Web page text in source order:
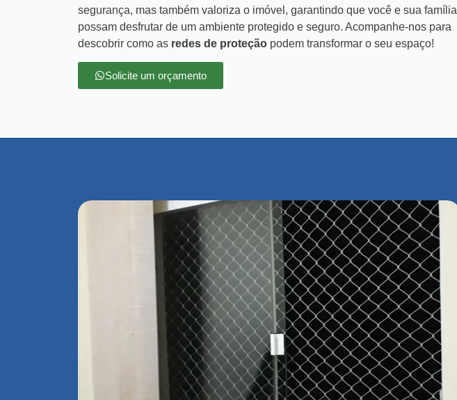
segurança, mas também valoriza o imóvel, garantindo que você e sua família
possam desfrutar de um ambiente protegido e seguro. Acompanhe-nos para
descobrir como as redes de proteção podem transformar o seu espaço!
Solicite um orçamento